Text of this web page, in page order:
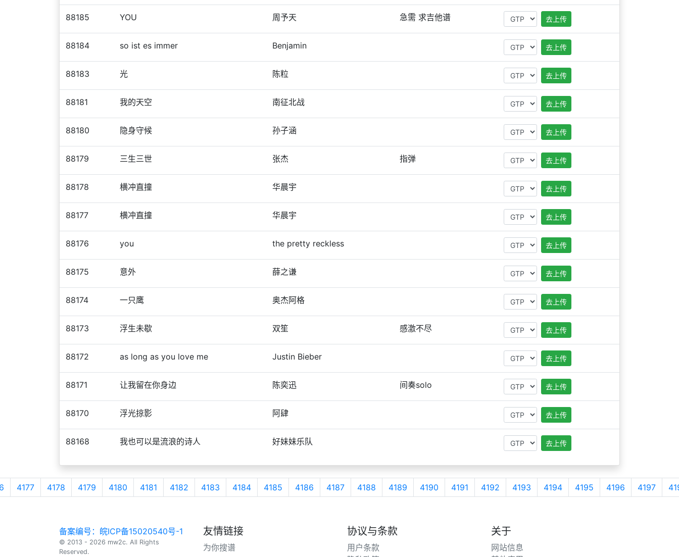
88185 YOU 周予天 急需 求吉他谱 去上传
88184 so ist es immer Benjamin 去上传
88183 光 陈粒 去上传
88181 我的天空 南征北战 去上传
88180 隐身守候 孙子涵 去上传
88179 三生三世 张杰 指弹 去上传
88178 横冲直撞 华晨宇 去上传
88177 横冲直撞 华晨宇 去上传
88176 you the pretty reckless 去上传
88175 意外 薛之谦 去上传
88174 一只鹰 奥杰阿格 去上传
88173 浮生未歇 双笙 感激不尽 去上传
88172 as long as you love me Justin Bieber 去上传
88171 让我留在你身边 陈奕迅 间奏solo 去上传
88170 浮光掠影 阿肆 去上传
88168 我也可以是流浪的诗人 好妹妹乐队 去上传
4177 4178 4179 4180 4181 4182 4183 4184 4185 4186 4187 4188 4189 4190 4191 4192 4193 4194 4195 4196 4197
备案编号：皖ICP备15020540号-1
© 2013 - 2026 mw2c. All Rights
Reserved.
友情链接
为你搜谱
协议与条款
用户条款
关于
网站信息